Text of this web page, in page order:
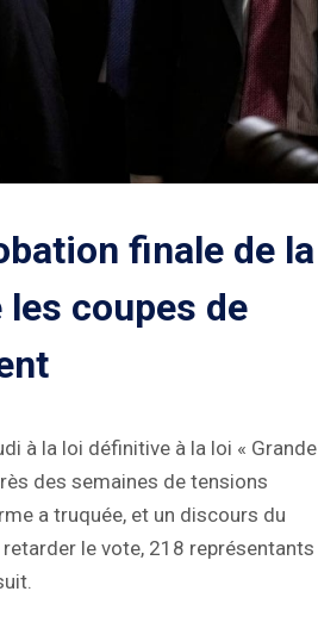
finale de la
coupes de
à la loi définitive à la loi « Grande
des semaines de tensions
a truquée, et un discours du
le vote, 218 représentants